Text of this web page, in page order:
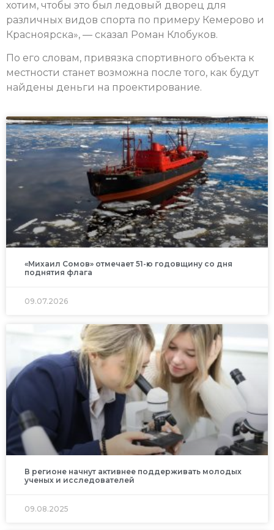
хотим, чтобы это был ледовый дворец для
различных видов спорта по примеру Кемерово и
Красноярска», — сказал Роман Клобуков.
По его словам, привязка спортивного объекта к
местности станет возможна после того, как будут
найдены деньги на проектирование.
«Михаил Сомов» отмечает 51-ю годовщину со дня
поднятия флага
09.07.2026
В регионе начнут активнее поддерживать молодых
ученых и исследователей
09.08.2025